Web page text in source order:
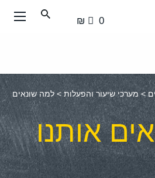
0 ₪
>מערכי שיעור והפעלות > למה שונאים
אותנו